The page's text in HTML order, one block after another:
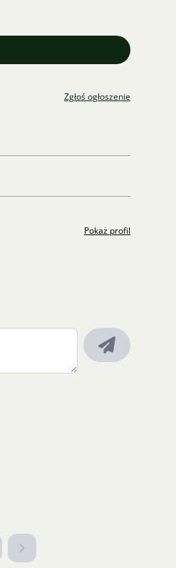
Zgłoś ogłoszenie
Pokaż profil